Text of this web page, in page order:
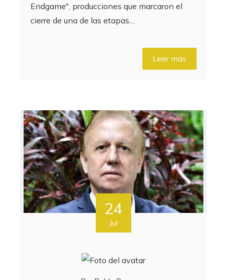
Endgame", producciones que marcaron el
cierre de una de las etapas…
Leer más
24
Jul